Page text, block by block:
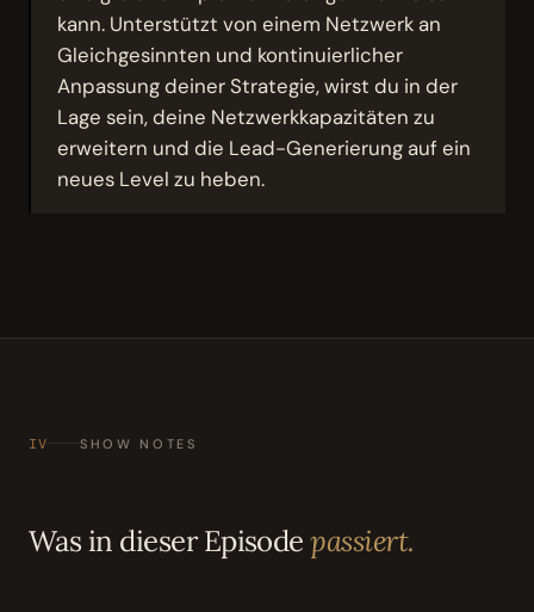
kann. Unterstützt von einem Netzwerk an
Gleichgesinnten und kontinuierlicher
Anpassung deiner Strategie, wirst du in der
Lage sein, deine Netzwerkkapazitäten zu
erweitern und die Lead-Generierung auf ein
neues Level zu heben.
IV SHOW NOTES
Was in dieser Episodepassiert.